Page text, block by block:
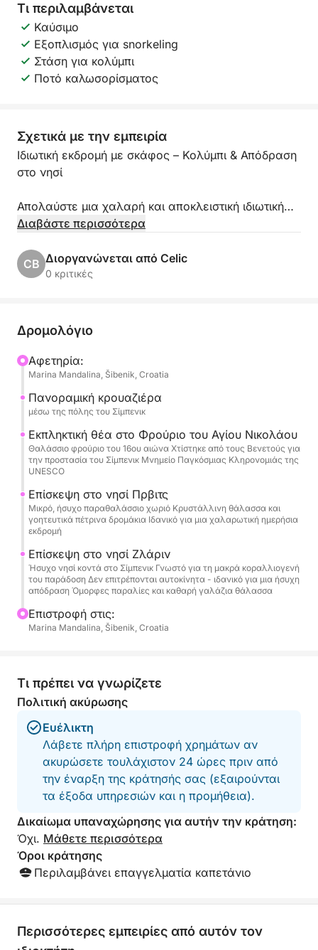
Τι περιλαμβάνεται
Καύσιμο
Εξοπλισμός για snorkeling
Στάση για κολύμπι
Ποτό καλωσορίσματος
Σχετικά με την εμπειρία
Ιδιωτική εκδρομή με σκάφος – Κολύμπι & Απόδραση
στο νησί
Απολαύστε μια χαλαρή και αποκλειστική ιδιωτική
εκδρομή με σκάφος, σχεδιασμένη εξ ολοκλήρου με
ιδανική για οικογένειες, παρέες φίλων, εταιρικές
εξόδους και ειδικές εκδηλώσεις, προσφέροντας
παραδοσιακό ξύλινο σκάφος, προσφέροντας
άνεση, στυλ και μια πραγματική μεσογειακή
ατμόσφαιρα. Εσείς επιλέγετε την ώρα
αναχώρησης και την τοποθεσία εκκίνησης, με το
Σίμπενικ ως το τυπικό σημείο αναχώρησης ή
οποιονδήποτε άλλο επιθυμητό προορισμό.
• Πανοραμική κρουαζιέρα στην πόλη του Σίμπενικ
• Εκπληκτική θέα στο Φρούριο του Αγίου Νικολάου
• Επίσκεψη στο νησί Πρβιτς
• Επίσκεψη στο νησί Ζλάριν
• Κολύμπι και χαλάρωση αγκυροβολημένο σε
όμορφους κόλπους
Άνεση στο σκάφος
• Τουαλέτα
• Ξαπλώστρες
• Γλυκό νερό
• Μικρή κουζίνα
• Εξοπλισμός για κολύμβηση με αναπνευστήρα
Το σκάφος προσφέρει άφθονο χώρο για να
χαλαρώσετε, να κάνετε ηλιοθεραπεία και να
απολαύσετε τη θάλασσα με απόλυτη άνεση.
Διάρκεια περιήγησης
• Περίπου 6 ώρες
Δημιουργήστε αξέχαστες αναμνήσεις σε μια
ιδιωτική εκδρομή με σκάφος, προσαρμοσμένη
Διαβάστε περισσότερα
CB Διοργανώνεται από Celic
0 κριτικές
Δρομολόγιο
Αφετηρία:
Marina Mandalina, Šibenik, Croatia
Πανοραμική κρουαζιέρα
μέσω της πόλης του Σίμπενικ
Εκπληκτική θέα στο Φρούριο του Αγίου Νικολάου
Θαλάσσιο φρούριο του 16ου αιώνα Χτίστηκε από τους Βενετούς για
την προστασία του Σίμπενικ Μνημείο Παγκόσμιας Κληρονομιάς της
UNESCO
Επίσκεψη στο νησί Πρβιτς
Μικρό, ήσυχο παραθαλάσσιο χωριό Κρυστάλλινη θάλασσα και
γοητευτικά πέτρινα δρομάκια Ιδανικό για μια χαλαρωτική ημερήσια
εκδρομή
Επίσκεψη στο νησί Ζλάριν
Ήσυχο νησί κοντά στο Σίμπενικ Γνωστό για τη μακρά κοραλλιογενή
του παράδοση Δεν επιτρέπονται αυτοκίνητα - ιδανικό για μια ήσυχη
απόδραση Όμορφες παραλίες και καθαρή γαλάζια θάλασσα
Επιστροφή στις:
Marina Mandalina, Šibenik, Croatia
Τι πρέπει να γνωρίζετε
Πολιτική ακύρωσης
Ευέλικτη
Λάβετε πλήρη επιστροφή χρημάτων αν
ακυρώσετε τουλάχιστον 24 ώρες πριν από
την έναρξη της κράτησής σας (εξαιρούνται
τα έξοδα υπηρεσιών και η προμήθεια).
Δικαίωμα υπαναχώρησης για αυτήν την κράτηση:
Όχι. Μάθετε περισσότερα
Όροι κράτησης
Περιλαμβάνει επαγγελματία καπετάνιο
Περισσότερες εμπειρίες από αυτόν τον